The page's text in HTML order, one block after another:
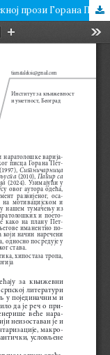
Симболичка функција одеће у романескној прози Горана Петровића